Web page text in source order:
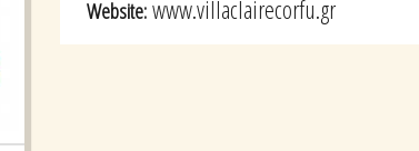
Website:www.villaclairecorfu.gr